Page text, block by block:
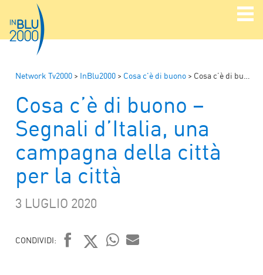
Network Tv2000 > InBlu2000 > Cosa c'è di buono > Cosa c’è di buono – Segnali d’Italia, una campagna della città per la città
Cosa c’è di buono –
Segnali d’Italia, una
campagna della città
per la città
3 LUGLIO 2020
CONDIVIDI: